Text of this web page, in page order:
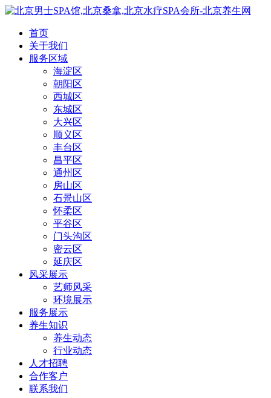
首页
关于我们
服务区域
海淀区
朝阳区
西城区
东城区
大兴区
顺义区
丰台区
昌平区
通州区
房山区
石景山区
怀柔区
平谷区
门头沟区
密云区
延庆区
风采展示
艺师风采
环境展示
服务展示
养生知识
养生动态
行业动态
人才招聘
合作客户
联系我们